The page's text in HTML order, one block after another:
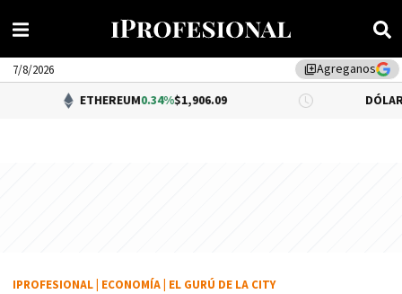
library_addAgreganos
7/8/2026
ETHEREUM 0.34%$1,906.09 DÓLAR BNA
IPROFESIONAL ECONOMÍA EL GURÚ DE LA CITY